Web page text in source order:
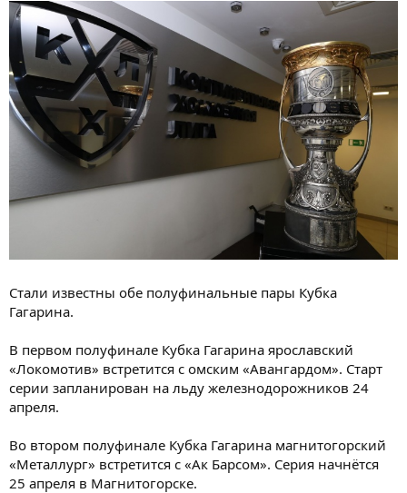
Стали известны обе полуфинальные пары Кубка
Гагарина.
В первом полуфинале Кубка Гагарина ярославский
«Локомотив» встретится с омским «Авангардом». Старт
серии запланирован на льду железнодорожников 24
апреля.
Во втором полуфинале Кубка Гагарина магнитогорский
«Металлург» встретится с «Ак Барсом». Серия начнётся
25 апреля в Магнитогорске.